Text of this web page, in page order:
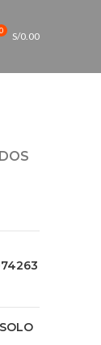
0 S/0.00